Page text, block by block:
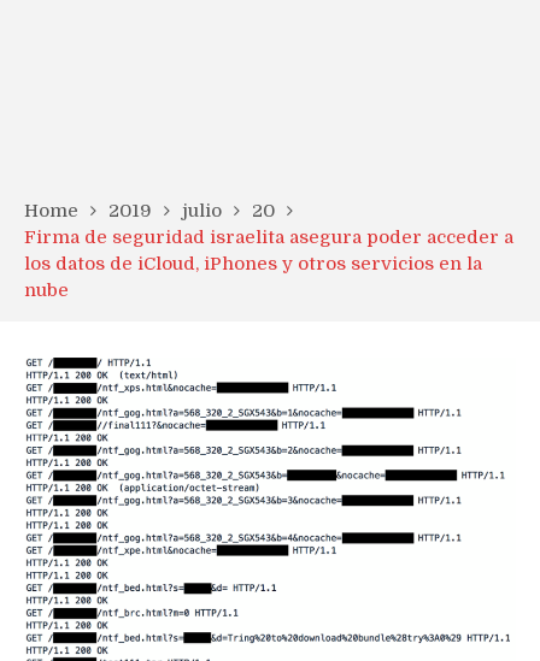
Home 2019 julio
20
Firma de seguridad israelita asegura poder acceder a
los datos de iCloud, iPhones y otros servicios en la
nube